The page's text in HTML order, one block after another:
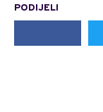
PODIJELI